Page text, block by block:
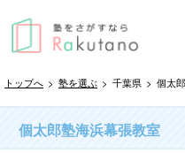
トップへ > 塾を選ぶ > 千葉県 > 個太
個太郎塾海浜幕張教室